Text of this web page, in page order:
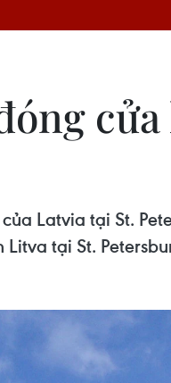
Latvia tại St.
tại St.